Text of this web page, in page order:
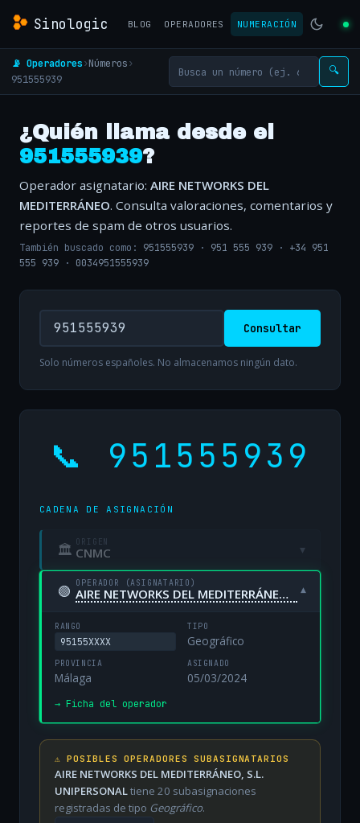
Sinologic BLOG OPERADORES NUMERACIÓN
📡 Operadores›Números›
951555939
🔍
¿Quién llama desde el
951555939?
Operador asignatario: AIRE NETWORKS DEL
MEDITERRÁNEO. Consulta valoraciones, comentarios y
reportes de spam de otros usuarios.
También buscado como: 951555939 · 951 555 939 · +34 951
555 939 · 0034951555939
Consultar
Solo números españoles. No almacenamos ningún dato.
📞 951555939
CADENA DE ASIGNACIÓN
🏛 ORIGEN
CNMC ▾
🟢 OPERADOR (ASIGNATARIO)
AIRE NETWORKS DEL MEDITERRÁNEO, S.L. UNIPERSONAL ▾
RANGO
95155XXXX
TIPO
Geográfico
PROVINCIA
Málaga
ASIGNADO
05/03/2024
→ Ficha del operador
⚠️ POSIBLES OPERADORES SUBASIGNATARIOS
AIRE NETWORKS DEL MEDITERRÁNEO, S.L.
UNIPERSONALtiene 20 subasignaciones
registradas de tipo Geográfico.